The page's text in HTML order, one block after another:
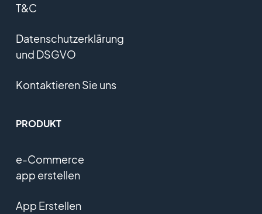
T&C
Datenschutzerklärung
und DSGVO
Kontaktieren Sie uns
PRODUKT
e-Commerce
app erstellen
App Erstellen